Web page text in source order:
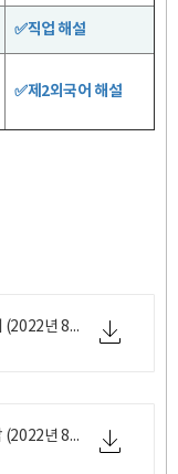
✅직업 해설
✅제2외국어 해설
2022년 고3 9월 모의고사 국어 문제 (2022년 8월 31일 수요일 시행).pdf
2022년 고3 9월 모의고사 국어 정답 (2022년 8월 31일 수요일 시행).png